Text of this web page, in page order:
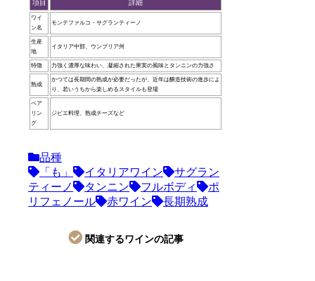
項目 詳細
ワイ
ン名
モンテファルコ・サグランティーノ
生産
地
イタリア中部、ウンブリア州
特徴 力強く濃厚な味わい、凝縮された果実の風味とタンニンの力強さ
熟成
かつては長期間の熟成が必要だったが、近年は醸造技術の進歩によ
り、若いうちから楽しめるスタイルも登場
ペア
リン
グ
ジビエ料理、熟成チーズなど
品種
「も」
イタリアワイン
サグラン
ティーノ
タンニン フルボディ
ポ
リフェノール
赤ワイン 長期熟成
関連するワインの記事